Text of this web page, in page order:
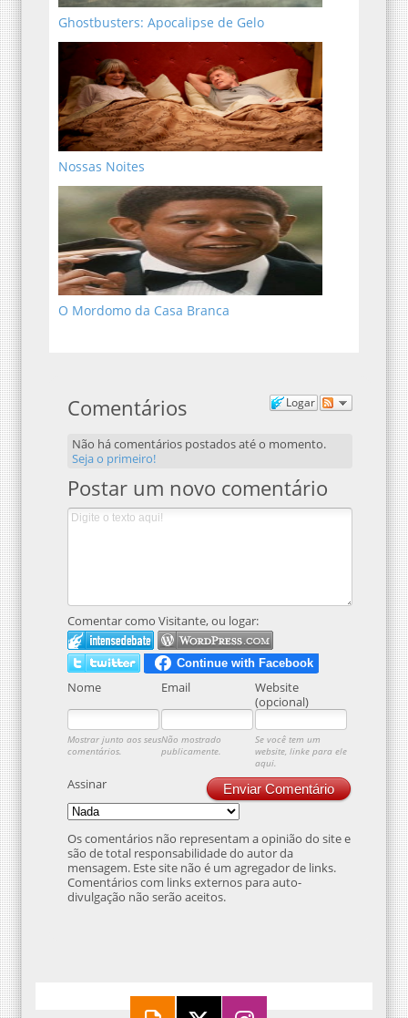
Ghostbusters: Apocalipse de Gelo
Nossas Noites
O Mordomo da Casa Branca
Logar
Comentários
Não há comentários postados até o momento.
Seja o primeiro!
Postar um novo comentário
Comentar como Visitante, ou logar:
Nome Email
Website
(opcional)
Mostrar junto aos seus
comentários.
Não mostrado
publicamente.
Se você tem um
website, linke para ele
aqui.
Enviar Comentário
Assinar
Os comentários não representam a opinião do site e
são de total responsabilidade do autor da
mensagem. Este site não é um agregador de links.
Comentários com links externos para auto-
divulgação não serão aceitos.